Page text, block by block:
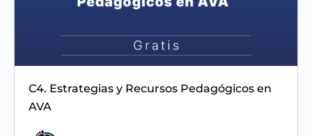
C4. Estrategias y Recursos Pedagógicos en
AVA